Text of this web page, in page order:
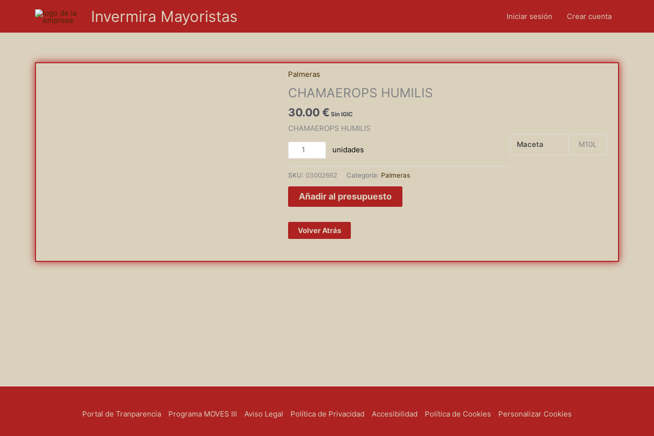
Invermira Mayoristas Iniciar sesión Crear cuenta
Palmeras
CHAMAEROPS HUMILIS
30.00€
CHAMAEROPS HUMILIS
CHAMAEROPS
HUMILIS
SKU: 03002662 Categoría: Palmeras
Añadir al presupuesto
Volver Atrás
Maceta M10L
Portal de Tranparencia Programa MOVES III Aviso Legal Política de Privacidad Accesibilidad Política de Cookies Personalizar Cookies